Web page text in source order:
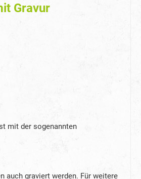
Gravur
mit der sogenannten
auch graviert werden. Für weitere